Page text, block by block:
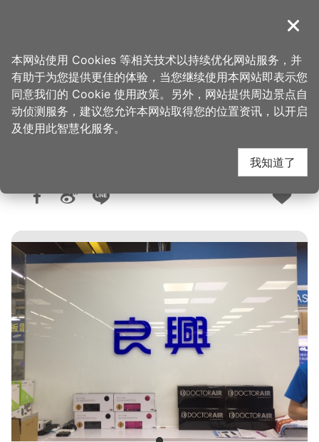
導覽
首页 > 购好物 > 购物快搜
良兴电子-桃园复兴店
人气：8522
关闭
本网站使用 Cookies 等相关技术以持续优化网站服务，并
有助于为您提供更佳的体验，当您继续使用本网站即表示您
同意我们的 Cookie 使用政策。另外，网站提供周边景点自
动侦测服务，建议您允许本网站取得您的位置资讯，以开启
及使用此智慧化服务。
我知道了